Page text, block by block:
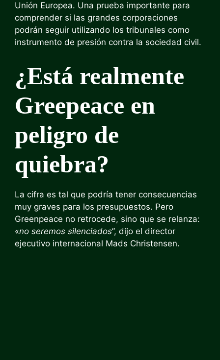
Unión Europea. Una prueba importante para
comprender si las grandes corporaciones
podrán seguir utilizando los tribunales como
instrumento de presión contra la sociedad civil.
¿Está realmente
Greepeace en
peligro de
quiebra?
La cifra es tal que podría tener consecuencias
muy graves para los presupuestos. Pero
Greenpeace no retrocede, sino que se relanza:
«no seremos silenciados”, dijo el director
ejecutivo internacional Mads Christensen.